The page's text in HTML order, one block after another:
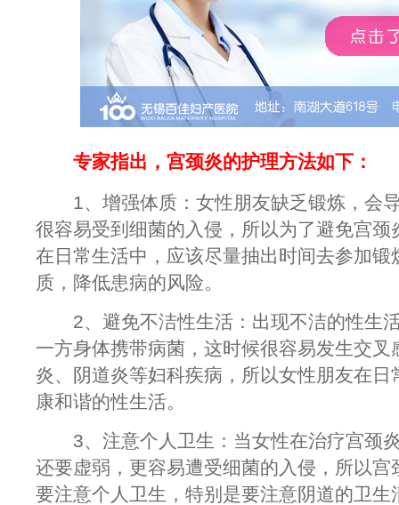
专家指出，宫颈炎的护理方法如下：
1、增强体质：女性朋友缺乏锻炼，会
很容易受到细菌的入侵，所以为了避免宫颈
在日常生活中，应该尽量抽出时间去参加锻
质，降低患病的风险。
2、避免不洁性生活：出现不洁的性生
一方身体携带病菌，这时候很容易发生交叉
炎、阴道炎等妇科疾病，所以女性朋友在日
康和谐的性生活。
3、注意个人卫生：当女性在治疗宫颈
还要虚弱，更容易遭受细菌的入侵，所以宫
要注意个人卫生，特别是要注意阴道的卫生